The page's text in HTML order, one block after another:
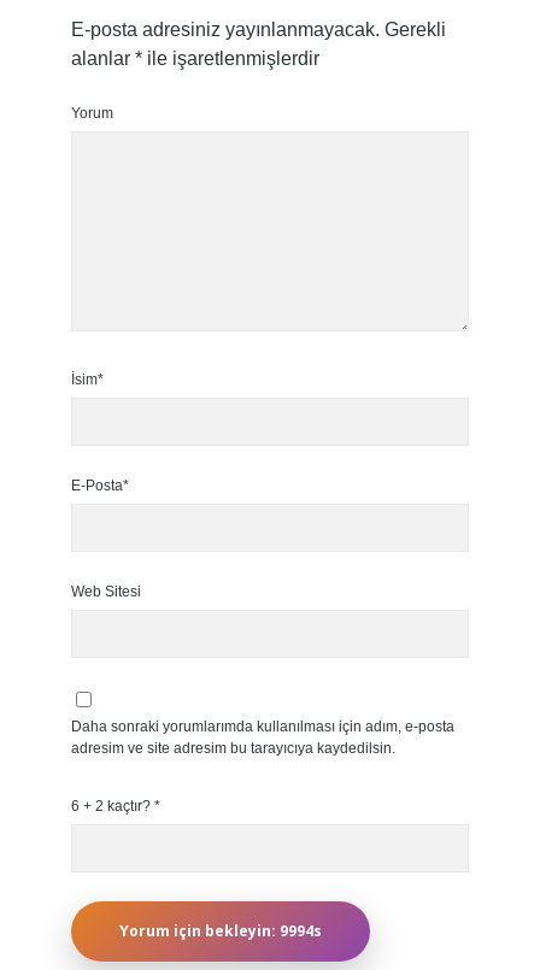
E-posta adresiniz yayınlanmayacak. Gerekli
alanlar *ile işaretlenmişlerdir
Yorum
İsim*
E-Posta*
Web Sitesi
Daha sonraki yorumlarımda kullanılması için adım, e-posta
adresim ve site adresim bu tarayıcıya kaydedilsin.
6 + 2 kaçtır? *